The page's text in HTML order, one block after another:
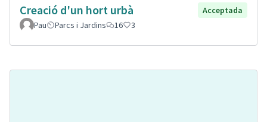
Creació d'un hort urbà
Acceptada
Pau
Parcs i Jardins 16 3